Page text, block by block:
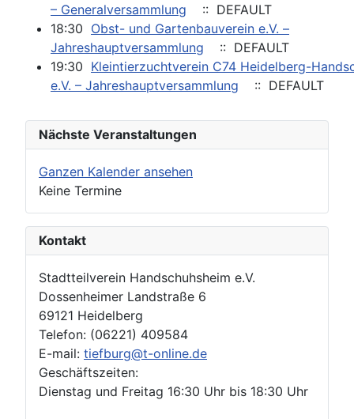
– Generalversammlung
:: DEFAULT
18:30 Obst- und Gartenbauverein e.V. –
Jahreshauptversammlung
:: DEFAULT
19:30 Kleintierzuchtverein C74 Heidelberg-
e.V. – Jahreshauptversammlung
:: DEFAULT
Nächste Veranstaltungen
Ganzen Kalender ansehen
Keine Termine
Kontakt
Stadtteilverein Handschuhsheim e.V.
Dossenheimer Landstraße 6
69121 Heidelberg
Telefon: (06221) 409584
E-mail: tiefburg@t-online.de
Geschäftszeiten:
Dienstag und Freitag 16:30 Uhr bis 18:30 Uhr